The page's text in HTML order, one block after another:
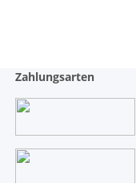
Zahlungsarten